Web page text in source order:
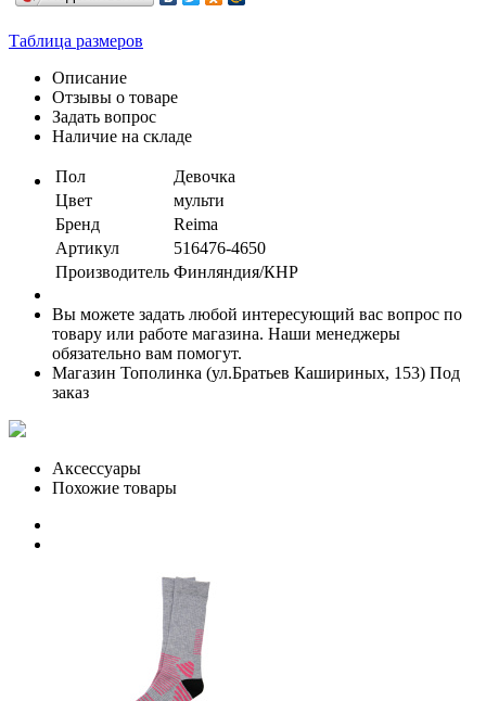
Таблица размеров
Описание
Отзывы о товаре
Задать вопрос
Наличие на складе
Пол
Девочка
Цвет
мульти
Бренд
Reima
Артикул
516476-4650
Производитель Финляндия/КНР
Вы можете задать любой интересующий вас вопрос по
товару или работе магазина. Наши менеджеры
обязательно вам помогут.
Магазин Тополинка (ул.Братьев Кашириных, 153) Под
заказ
Аксессуары
Похожие товары